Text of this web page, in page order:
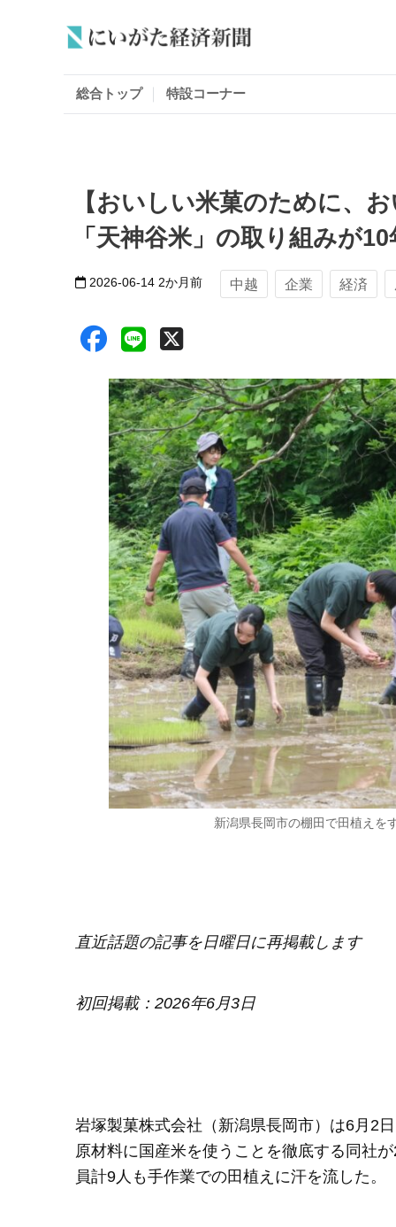
総合トップ 特設コーナー
【おいしい米菓のために、
「天神谷米」の取り組みが
2026-06-14 2か月前 中越 企業 経済
新潟県長岡市の棚田で田植えを
直近話題の記事を日曜日に再掲載します
初回掲載：2026年6月3日
岩塚製菓株式会社（新潟県長岡市）は6月2
原材料に国産米を使うことを徹底する同社
員計9人も手作業での田植えに汗を流した。